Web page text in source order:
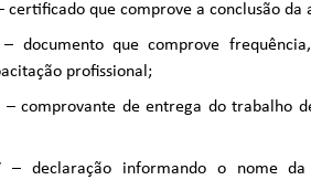
– certificado que comprove a conclusão
– documento que comprove
profissional;
– comprovante de entrega do trabalho
– declaração informando o nome